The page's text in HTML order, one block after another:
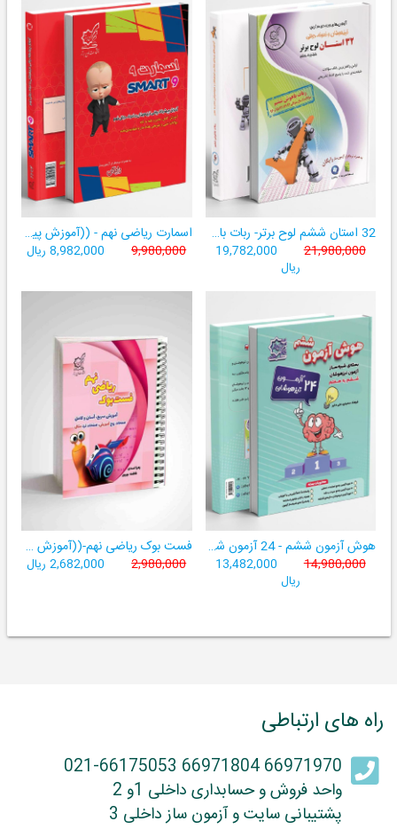
32 استان ششم لوح برتر- ربات باهوش ششم ((به همراه سامانۀ آزمون‌ساز رایگان))
21,980,000
19,782,000
ریال
اسمارت ریاضی نهم - ((آموزش پیشرفتۀ ریاضی تیزهوشان و نمونه‌دولتی نهم+ سامانۀ آزمون‌ساز آنلاین))
9,980,000 8,982,000 ریال
هوش آزمون ششم - 24 آزمون شبیه ساز تیزهوشان
14,980,000
13,482,000
ریال
فست بوک ریاضی نهم-((آموزش سریع، آسان و کامل ریاضی پایۀ نهم))
2,980,000 2,682,000 ریال
راه های ارتباطی
66971970 66971804 021-66175053
واحد فروش و حسابداری داخلی 1و 2
پشتیبانی سایت و آزمون ساز داخلی 3